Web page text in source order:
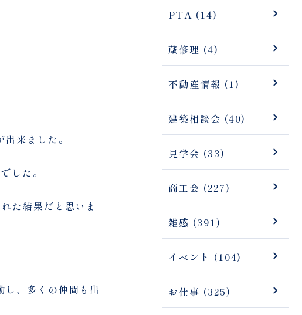
来ました。
した。
た結果だと思いま
、多くの仲間も出
PTA (14)
蔵修理 (4)
不動産情報 (1)
建築相談会 (40)
見学会 (33)
商工会 (227)
雑感 (391)
イベント (104)
お仕事 (325)